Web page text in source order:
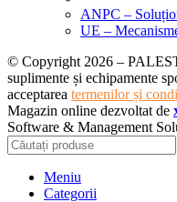
ANPC –
UE –
© Copyright 2026 –
suplimente și echipamente
acceptarea termenilor și
Magazin online dezvoltat de
Software & Management
Meniu
Categorii